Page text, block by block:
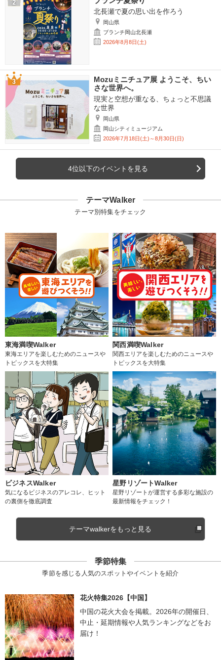
北長瀬で夏の思い出を作ろう
岡山県
ブランチ岡山北長瀬
2026年8月8日(土)
Mozuミニチュア展 ようこそ、ちい
さな世界へ。
現実と空想が重なる、ちょっと不思議
な世界
岡山県
岡山シティミュージアム
2026年7月18日(土)～8月30日(日)
4位以下のイベントを見る
テーマWalker
テーマ別特集をチェック
東海満喫Walker
東海エリアを楽しむためのニュースや
トピックスを大特集
関西満喫Walker
関西エリアを楽しむためのニュースや
トピックスを大特集
ビジネスWalker
気になるビジネスのアレコレ、ヒット
の裏側を徹底調査
星野リゾートWalker
星野リゾートが運営する多彩な施設の
最新情報をチェック！
テーマwalkerをもっと見る
季節特集
季節を感じる人気のスポットやイベントを紹介
花火特集2026【中国】
中国の花火大会を掲載。2026年の開催日、
中止・延期情報や人気ランキングなどをお
届け！